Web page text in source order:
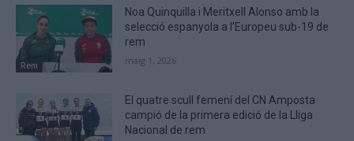
Rem
Noa Quinquilla i Meritxell Alonso amb la
selecció espanyola a l’Europeu sub-19 de
rem
maig 1, 2026
El quatre scull femení del CN Amposta
campió de la primera edició de la Lliga
Nacional de rem